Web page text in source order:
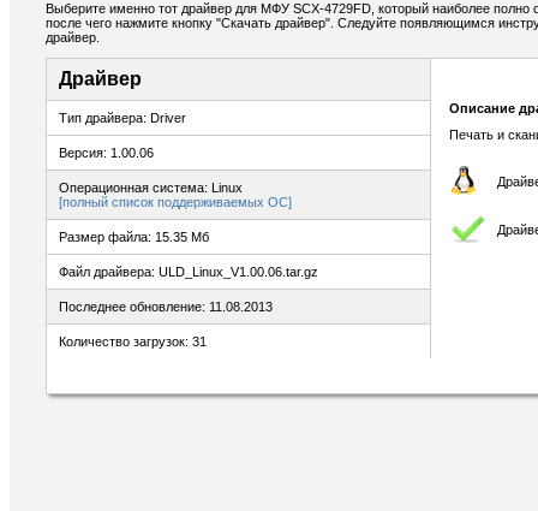
Выберите именно тот драйвер для МФУ SCX-4729FD, который наиболее
после чего нажмите кнопку "Скачать драйвер". Следуйте появляющимся
драйвер.
Драйвер
Тип драйвера: Driver
Версия: 1.00.06
Операционная система: Linux
[полный список поддерживаемых ОС]
Размер файла: 15.35 Мб
Файл драйвера: ULD_Linux_V1.00.06.tar.gz
Последнее обновление: 11.08.2013
Количество загрузок: 31
Описание
Печать и